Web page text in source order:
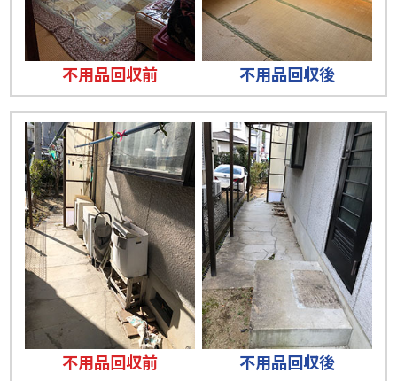
不用品回収前 不用品回収後
不用品回収前 不用品回収後